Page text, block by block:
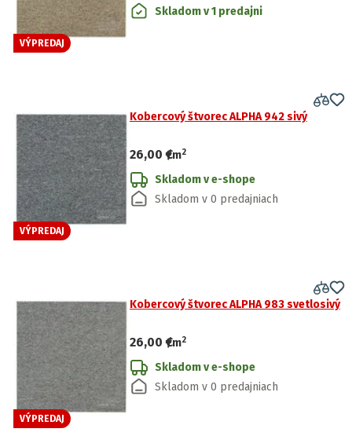
VÝPREDAJ
Skladom v 1 predajni
VÝPREDAJ
Kobercový štvorec ALPHA 942 sivý
26,00 €
/m2
Skladom v e-shope
Skladom v 0 predajniach
VÝPREDAJ
Kobercový štvorec ALPHA 983 svetlosivý
26,00 €
/m2
Skladom v e-shope
Skladom v 0 predajniach